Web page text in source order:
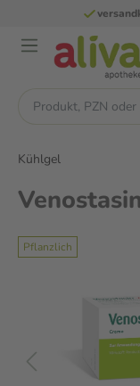
Kühlgel
Pflanzlich